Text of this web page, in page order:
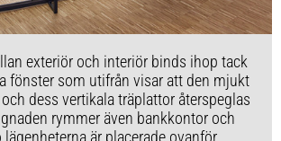
exteriör och interiör binds ihop tack
fönster som utifrån visar att den mjukt
dess vertikala träplattor återspeglas
rymmer även bankkontor och
lägenheterna är placerade ovanför